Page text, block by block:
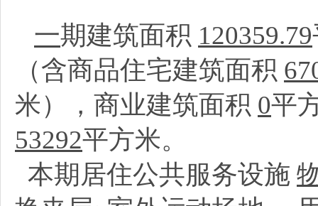
一期建筑面积 120359.79
（含商品住宅建筑面积
米），商业建筑面积 0平
53292平方米。
本期居住公共服务设施